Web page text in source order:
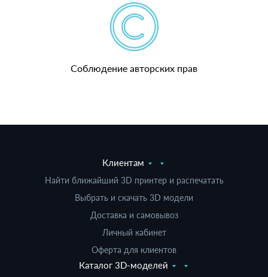
Соблюдение авторских прав
Клиентам
Найти ближайший 3D принтер и распечатать
Выбрать и скачать 3D модели
Доставка и самовывоз
Личный кабинет
Оферта для клиентов
Каталог 3D-моделей